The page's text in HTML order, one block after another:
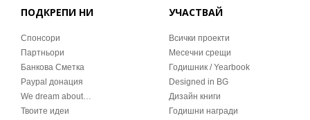
ПОДКРЕПИ НИ
Спонсори
Партньори
Банкова Сметка
Paypal донация
We dream about…
Твоите идеи
УЧАСТВАЙ
Всички проекти
Месечни срещи
Годишник / Yearbook
Designed in BG
Дизайн книги
Годишни награди